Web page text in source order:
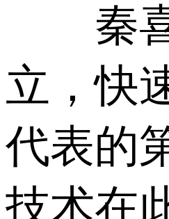
秦喜
立，快
代表的
技术在